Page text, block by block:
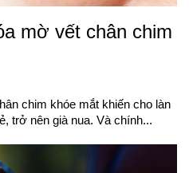
mờ vết chân chim
chim khóe mắt khiến cho làn
trở nên già nua. Và chính...